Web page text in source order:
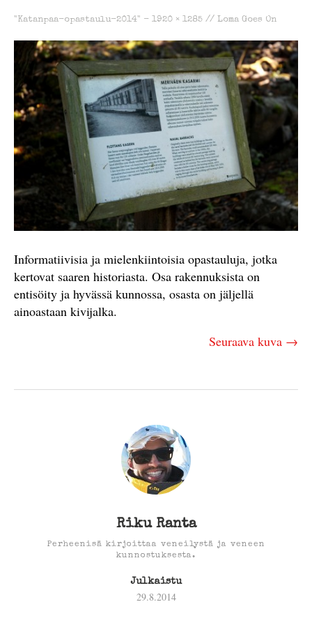
"Katanpaa-opastaulu-2014" - 1920 × 1285 // Loma Goes On
Informatiivisia ja mielenkiintoisia opastauluja, jotka
kertovat saaren historiasta. Osa rakennuksista on
entisöity ja hyvässä kunnossa, osasta on jäljellä
ainoastaan kivijalka.
Seuraava kuva →
Riku Ranta
Perheenisä kirjoittaa veneilystä ja veneen
kunnostuksesta.
Julkaistu
29.8.2014